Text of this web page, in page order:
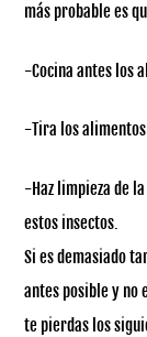
más probable es
-Cocina antes los
-Tira los
-Haz limpieza de
estos insectos.
Si es demasiado
antes posible y no
te pierdas los